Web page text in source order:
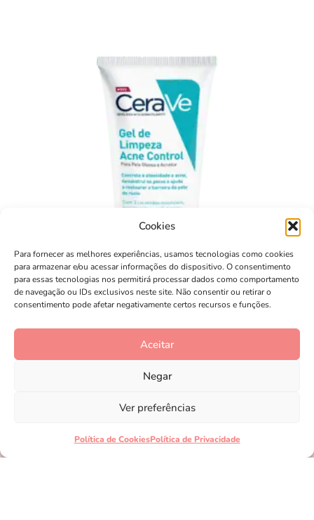
Cookies
Para fornecer as melhores experiências, usamos tecnologias como cookies
para armazenar e/ou acessar informações do dispositivo. O consentimento
para essas tecnologias nos permitirá processar dados como comportamento
de navegação ou IDs exclusivos neste site. Não consentir ou retirar o
consentimento pode afetar negativamente certos recursos e funções.
Aceitar
Negar
Ver preferências
Política de CookiesPolítica de Privacidade
Gel de Limpeza Acne Control – Cerave
Comprar